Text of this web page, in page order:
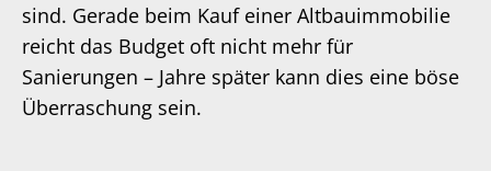
sind. Gerade beim Kauf einer Altbauimmobilie
reicht das Budget oft nicht mehr für
Sanierungen – Jahre später kann dies eine böse
Überraschung sein.